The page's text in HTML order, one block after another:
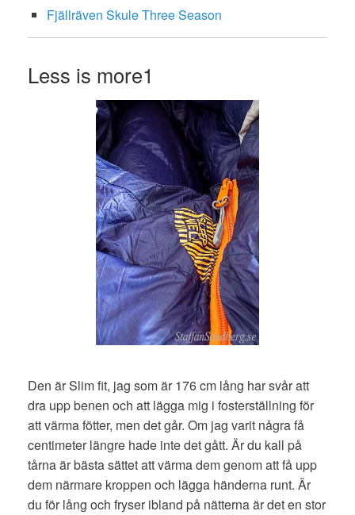
Fjällräven Skule Three Season
Less is more1
Den är Slim fit, jag som är 176 cm lång har svår att
dra upp benen och att lägga mig i fosterställning för
att värma fötter, men det går. Om jag varit några få
centimeter längre hade inte det gått. Är du kall på
tårna är bästa sättet att värma dem genom att få upp
dem närmare kroppen och lägga händerna runt. Är
du för lång och fryser ibland på nätterna är det en stor